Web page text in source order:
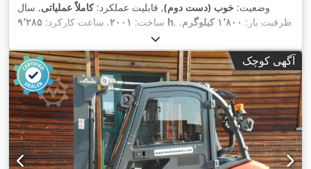
وضعیت: خوب (دست دوم), قابلیت عملکرد:کاملاً عملیاتی, سال
ساخت: ۲۰۰۱, ساعت کارکرد: ۹٬۲۸۵ h , ظرفیت بار: ۱٬۸۰۰ کیلوگرم
,
تریپلکس, قدرت:۲۷ کیلووات (۳۶٫۷۱ اسب بخار) , ارتفاع کل:۲٬۱۲۰
میلی‌متر, تجهیزات:جابجایی جانبی, روشنایی , آگهی کوچک